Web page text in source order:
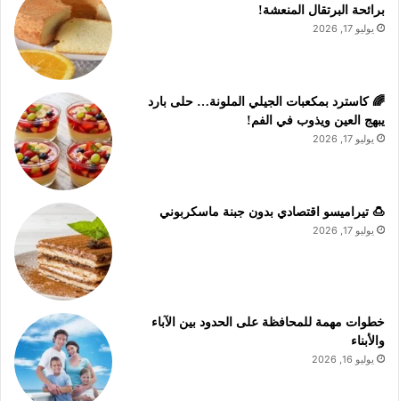
برائحة البرتقال المنعشة!
يوليو 17, 2026
🌈 كاسترد بمكعبات الجيلي الملونة… حلى بارد
يبهج العين ويذوب في الفم!
يوليو 17, 2026
🍮 تيراميسو اقتصادي بدون جبنة ماسكربوني
يوليو 17, 2026
خطوات مهمة للمحافظة على الحدود بين الآباء
والأبناء
يوليو 16, 2026